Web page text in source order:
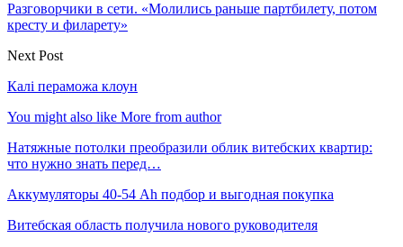
Разговорчики в сети. «Молились раньше партбилету, потом
кресту и филарету»
Next Post
Калі пераможа клоун
You might also like More from author
Натяжные потолки преобразили облик витебских квартир:
что нужно знать перед…
Аккумуляторы 40-54 Ah подбор и выгодная покупка
Витебская область получила нового руководителя